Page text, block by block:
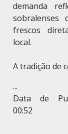
demanda
sobralenses
frescos
local.
A tradição de
...
Data de
00:52